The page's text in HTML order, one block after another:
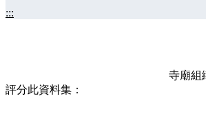
:::
寺廟組
評分此資料集：